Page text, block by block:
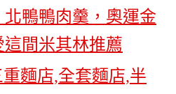
北鴨鴨肉羹，奧運金
間米其林推薦